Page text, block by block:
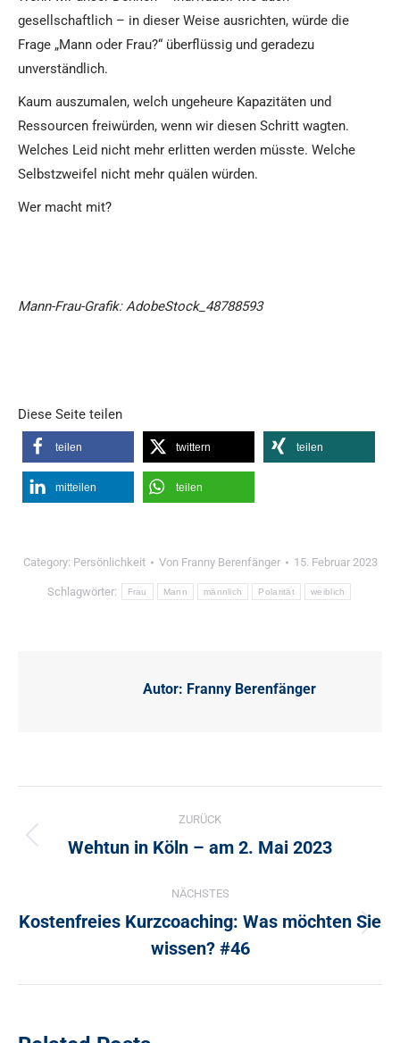
gesellschaftlich – in dieser Weise ausrichten, würde die
Frage „Mann oder Frau?“ überflüssig und geradezu
unverständlich.
Kaum auszumalen, welch ungeheure Kapazitäten und
Ressourcen freiwürden, wenn wir diesen Schritt wagten.
Welches Leid nicht mehr erlitten werden müsste. Welche
Selbstzweifel nicht mehr quälen würden.
Wer macht mit?
Mann-Frau-Grafik: AdobeStock_48788593
Diese Seite teilen
teilen twittern teilen
mitteilen teilen
Category: Persönlichkeit Von Franny Berenfänger 15. Februar 2023
Schlagwörter: Frau Mann männlich Polarität weiblich
Autor: Franny Berenfänger
ZURÜCK
Vorheriger
Wehtun in Köln – am 2. Mai 2023
NÄCHSTES
Nächster
Beitrag:
Kostenfreies Kurzcoaching: Was möchten Sie
wissen? #46